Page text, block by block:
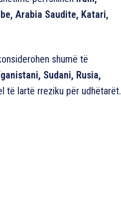
Arabia Saudite, Katari,
shumë të
Sudani, Rusia,
të lartë rreziku për udhëtarët.